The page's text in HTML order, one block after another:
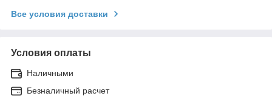
Все условия доставки
Условия оплаты
Наличными
Безналичный расчет